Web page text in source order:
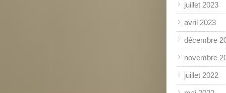
juillet 2023
avril 2023
décembre
novembre
juillet 2022